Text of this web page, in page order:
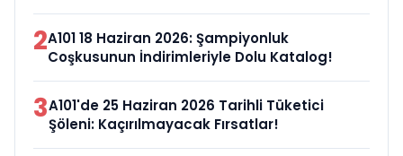
2A101 18 Haziran 2026: Şampiyonluk
Coşkusunun İndirimleriyle Dolu Katalog!
3A101'de 25 Haziran 2026 Tarihli Tüketici
Şöleni: Kaçırılmayacak Fırsatlar!